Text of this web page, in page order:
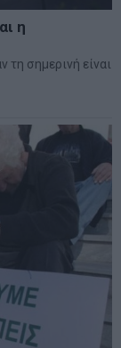
η
τη σημερινή είναι